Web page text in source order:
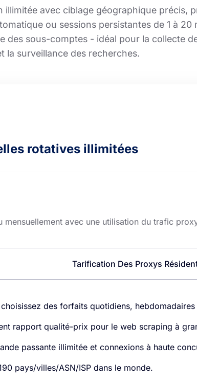
illimitée avec ciblage géographique précis,
ou sessions persistantes de 1 à 20
des sous-comptes - idéal pour la collecte
la surveillance des recherches.
rotatives illimitées
mensuellement avec une utilisation du trafic
Tarification Des Proxys
des forfaits quotidiens,
rapport qualité-prix pour le web scraping à
passante illimitée et connexions à haute
pays/villes/ASN/ISP dans le monde.